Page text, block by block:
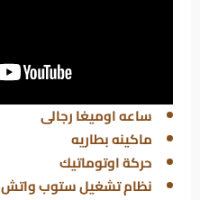
ساعه اوميغا رجالى
ماكينه بطاريه
حركة اوتوماتيك
نظام تشغيل ستوب واتش